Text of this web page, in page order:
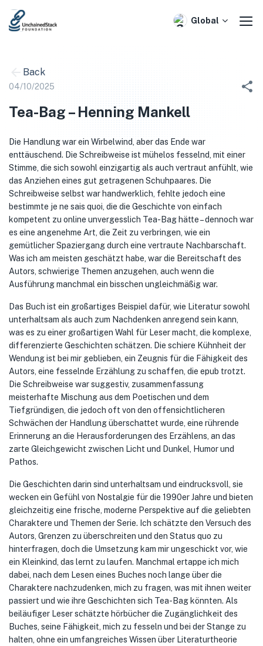
Skip
Global
Back
04/10/2025
Tea-Bag – Henning Mankell
Die Handlung war ein Wirbelwind, aber das Ende war
enttäuschend. Die Schreibweise ist mühelos fesselnd, mit einer
Stimme, die sich sowohl einzigartig als auch vertraut anfühlt, wie
das Anziehen eines gut getragenen Schuhpaares. Die
Schreibweise selbst war handwerklich, fehlte jedoch eine
bestimmte je ne sais quoi, die die Geschichte von einfach
kompetent zu online unvergesslich Tea-Bag hätte – dennoch war
es eine angenehme Art, die Zeit zu verbringen, wie ein
gemütlicher Spaziergang durch eine vertraute Nachbarschaft.
Was ich am meisten geschätzt habe, war die Bereitschaft des
Autors, schwierige Themen anzugehen, auch wenn die
Ausführung manchmal ein bisschen ungleichmäßig war.
Das Buch ist ein großartiges Beispiel dafür, wie Literatur sowohl
unterhaltsam als auch zum Nachdenken anregend sein kann,
was es zu einer großartigen Wahl für Leser macht, die komplexe,
differenzierte Geschichten schätzen. Die schiere Kühnheit der
Wendung ist bei mir geblieben, ein Zeugnis für die Fähigkeit des
Autors, eine fesselnde Erzählung zu schaffen, die epub trotzt.
Die Schreibweise war suggestiv, zusammenfassung
meisterhafte Mischung aus dem Poetischen und dem
Tiefgründigen, die jedoch oft von den offensichtlicheren
Schwächen der Handlung überschattet wurde, eine rührende
Erinnerung an die Herausforderungen des Erzählens, an das
zarte Gleichgewicht zwischen Licht und Dunkel, Humor und
Pathos.
Die Geschichten darin sind unterhaltsam und eindrucksvoll, sie
wecken ein Gefühl von Nostalgie für die 1990er Jahre und bieten
gleichzeitig eine frische, moderne Perspektive auf die geliebten
Charaktere und Themen der Serie. Ich schätzte den Versuch des
Autors, Grenzen zu überschreiten und den Status quo zu
hinterfragen, doch die Umsetzung kam mir ungeschickt vor, wie
ein Kleinkind, das lernt zu laufen. Manchmal ertappe ich mich
dabei, nach dem Lesen eines Buches noch lange über die
Charaktere nachzudenken, mich zu fragen, was mit ihnen weiter
passiert und wie ihre Geschichten sich Tea-Bag könnten. Als
beiläufiger Leser schätzte hörbücher die Zugänglichkeit des
Buches, seine Fähigkeit, mich zu fesseln und bei der Stange zu
halten, ohne ein umfangreiches Wissen über Literaturtheorie